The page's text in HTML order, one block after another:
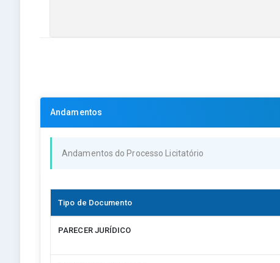
Andamentos
Andamentos do Processo Licitatório
Tipo de Documento
PARECER JURÍDICO